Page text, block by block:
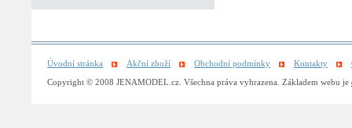
Úvodní stránka Akční zboží Obchodní podmínky Kontakty
Copyright © 2008 JENAMODEL.cz. Všechna práva vyhrazena. Základem webu je